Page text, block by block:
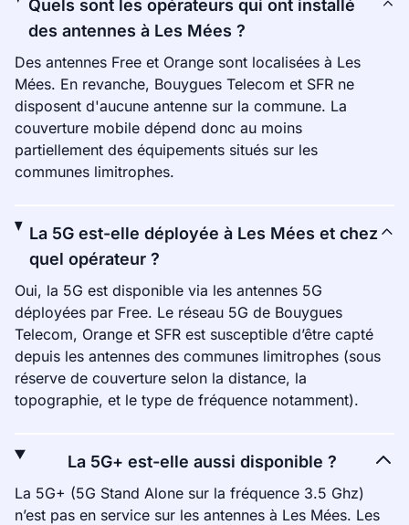
Quels sont les opérateurs qui ont installé
des antennes à Les Mées ?
Des antennes Free et Orange sont localisées à Les
Mées. En revanche, Bouygues Telecom et SFR ne
disposent d'aucune antenne sur la commune. La
couverture mobile dépend donc au moins
partiellement des équipements situés sur les
communes limitrophes.
La 5G est-elle déployée à Les Mées et chez
quel opérateur ?
Oui, la 5G est disponible via les antennes 5G
déployées par Free. Le réseau 5G de Bouygues
Telecom, Orange et SFR est susceptible d’être capté
depuis les antennes des communes limitrophes (sous
réserve de couverture selon la distance, la
topographie, et le type de fréquence notamment).
La 5G+ est-elle aussi disponible ?
La 5G+ (5G Stand Alone sur la fréquence 3.5 Ghz)
n’est pas en service sur les antennes à Les Mées. Les